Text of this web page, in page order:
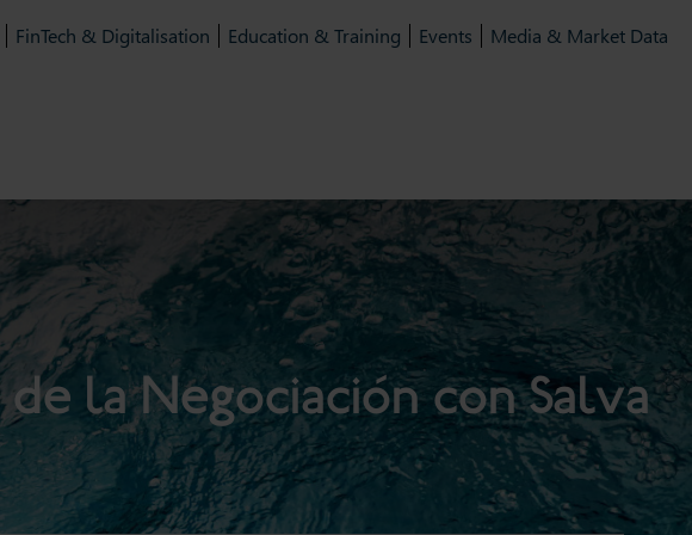
FinTech & Digitalisation Education & Training Events Media & Market Data
la Negociación con Salva